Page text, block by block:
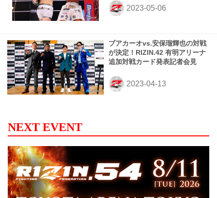
ブアカーオvs.安保瑠輝也の対戦
が決定！RIZIN.42 有明アリーナ
追加対戦カード発表記者会見
NEXT EVENT